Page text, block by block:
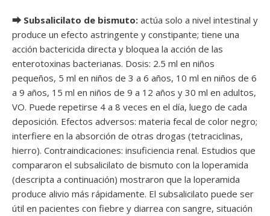
⮕ Subsalicilato de bismuto: actúa solo a nivel intestinal y
produce un efecto astringente y constipante; tiene una
acción bactericida directa y bloquea la acción de las
enterotoxinas bacterianas. Dosis: 2.5 ml en niños
pequeños, 5 ml en niños de 3 a 6 años, 10 ml en niños de 6
a 9 años, 15 ml en niños de 9 a 12 años y 30 ml en adultos,
VO. Puede repetirse 4 a 8 veces en el día, luego de cada
deposición. Efectos adversos: materia fecal de color negro;
interfiere en la absorción de otras drogas (tetraciclinas,
hierro). Contraindicaciones: insuficiencia renal. Estudios que
compararon el subsalicilato de bismuto con la loperamida
(descripta a continuación) mostraron que la loperamida
produce alivio más rápidamente. El subsalicilato puede ser
útil en pacientes con fiebre y diarrea con sangre, situación